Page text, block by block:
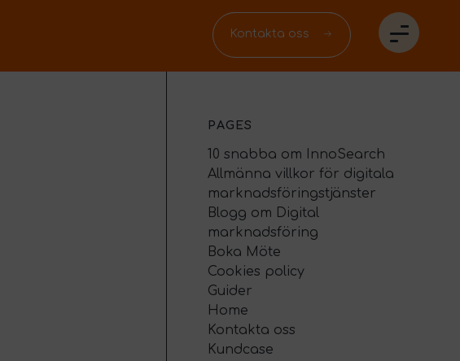
Kontakta oss
PAGES
10 snabba om InnoSearch
Allmänna villkor för digitala
marknadsföringstjänster
Blogg om Digital
marknadsföring
Boka Möte
Cookies policy
Guider
Home
Kontakta oss
Kundcase